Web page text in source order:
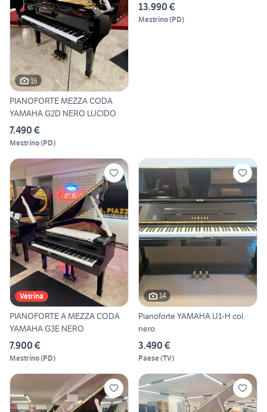
16
PIANOFORTE MEZZA CODA
YAMAHA G2D NERO LUCIDO
7.490 €
Mestrino(PD)
13.990 €
Mestrino(PD)
Vetrina
PIANOFORTE A MEZZA CODA
YAMAHA G3E NERO
7.900 €
Mestrino(PD)
14
Pianoforte YAMAHA U1-H col.
nero
3.490 €
Paese(TV)